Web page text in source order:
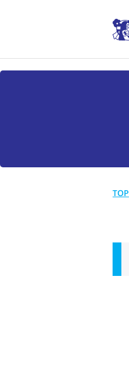
TOP